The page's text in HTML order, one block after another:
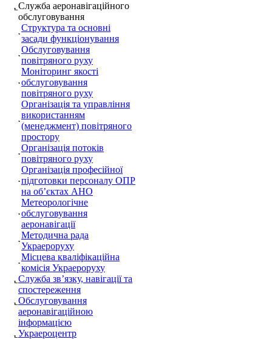
Служба аеронавігаційного
обслуговування
Структура та основні
засади функціонування
Обслуговування
повітряного руху
Моніторинг якості
обслуговування
повітряного руху
Організація та управління
використанням
(менеджмент) повітряного
простору
Організація потоків
повітряного руху
Організація професійної
підготовки персоналу ОПР
на об’єктах АНО
Метеорологічне
обслуговування
аеронавігації
Методична рада
Украероруху
Місцева кваліфікаційна
комісія Украероруху
Служба зв’язку, навігації та
спостереження
Обслуговування
аеронавігаційною
інформацією
Украероцентр